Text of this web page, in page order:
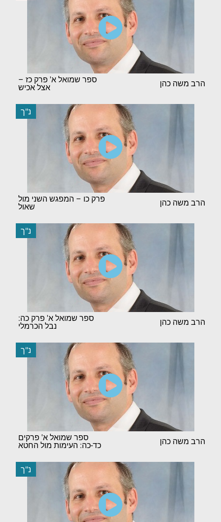
הרב משה כהן
ספר שמואל א' פרק כז –
אצל אכיש
נ"ך
הרב משה כהן
פרק כו – המפגש השני מול
שאול
נ"ך
הרב משה כהן
ספר שמואל א' פרק כה:
נבל הכרמלי
נ"ך
הרב משה כהן
ספר שמואל א' פרקים
כד-כה: העימות מול החטא
נ"ך